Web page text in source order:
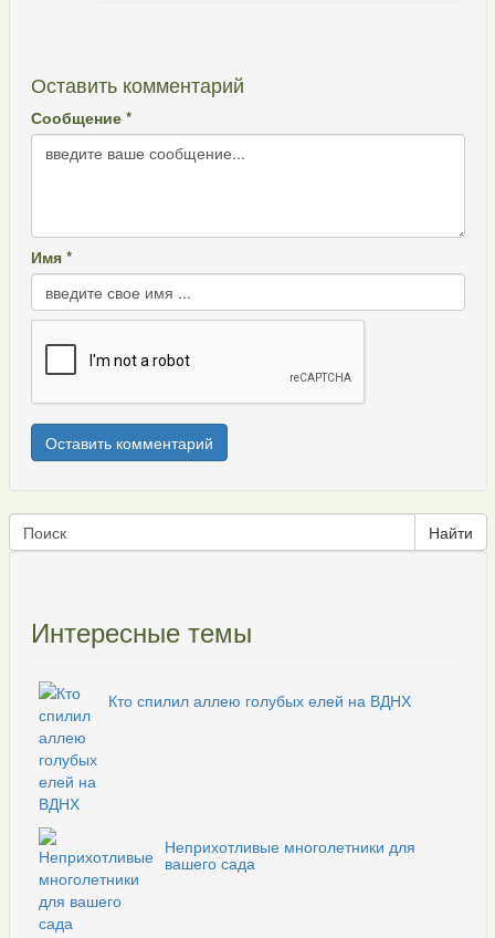
Оставить комментарий
Сообщение *
Имя *
Интересные темы
Кто спилил аллею голубых елей на ВДНХ
Неприхотливые многолетники для
вашего сада